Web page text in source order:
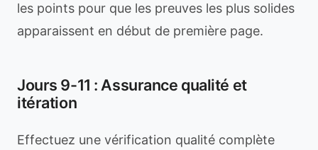
les points pour que les preuves les plus solides
apparaissent en début de première page.
Jours 9-11 : Assurance qualité et
itération
Effectuez une vérification qualité complète